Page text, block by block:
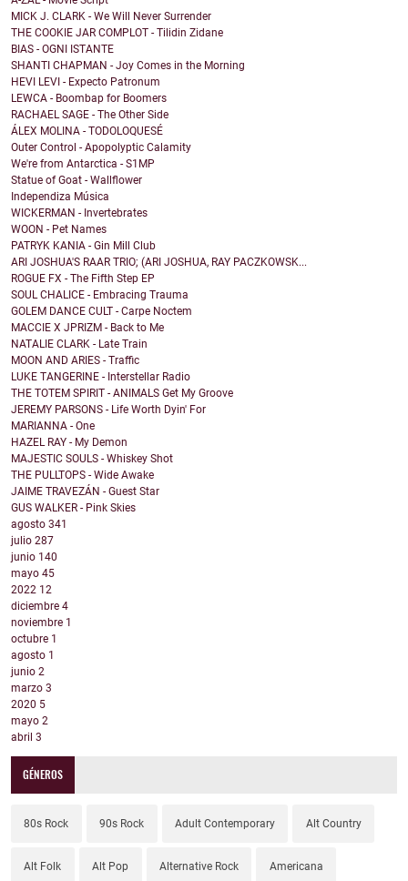
MICK J. CLARK - We Will Never Surrender
THE COOKIE JAR COMPLOT - Tilidin Zidane
BIAS - OGNI ISTANTE
SHANTI CHAPMAN - Joy Comes in the Morning
HEVI LEVI - Expecto Patronum
LEWCA - Boombap for Boomers
RACHAEL SAGE - The Other Side
ÁLEX MOLINA - TODOLOQUESÉ
Outer Control - Apopolyptic Calamity
We're from Antarctica - S1MP
Statue of Goat - Wallflower
Independiza Música
WICKERMAN - Invertebrates
WOON - Pet Names
PATRYK KANIA - Gin Mill Club
ARI JOSHUA'S RAAR TRIO; (ARI JOSHUA, RAY PACZKOWSK...
ROGUE FX - The Fifth Step EP
SOUL CHALICE - Embracing Trauma
GOLEM DANCE CULT - Carpe Noctem
MACCIE X JPRIZM - Back to Me
NATALIE CLARK - Late Train
MOON AND ARIES - Traffic
LUKE TANGERINE - Interstellar Radio
THE TOTEM SPIRIT - ANIMALS Get My Groove
JEREMY PARSONS - Life Worth Dyin' For
MARIANNA - One
HAZEL RAY - My Demon
MAJESTIC SOULS - Whiskey Shot
THE PULLTOPS - Wide Awake
JAIME TRAVEZÁN - Guest Star
GUS WALKER - Pink Skies
agosto 341
julio 287
junio 140
mayo 45
2022 12
diciembre 4
noviembre 1
octubre 1
agosto 1
junio 2
marzo 3
2020 5
mayo 2
abril 3
GÉNEROS
80s Rock 90s Rock Adult Contemporary Alt Country
Alt Folk Alt Pop Alternative Rock Americana